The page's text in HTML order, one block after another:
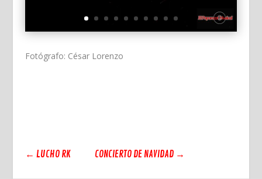
Fotógrafo: César Lorenzo
← LUCHO RK CONCIERTO DE NAVIDAD→